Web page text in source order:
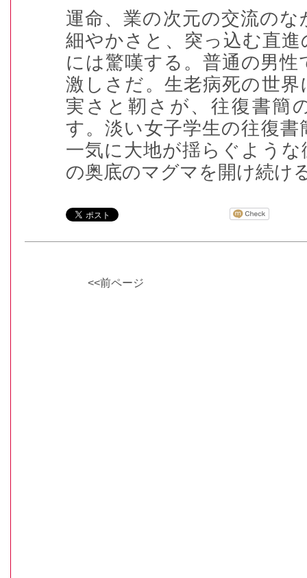
運命、業の次元の交流の
細やかさと、突っ込む直
には驚嘆する。普通の男
激しさだ。生老病死の世
実さと靭さが、往復書簡
す。淡い女子学生の往復
一気に大地が揺らぐよう
の奥底のマグマを開け続け
<<前ページ